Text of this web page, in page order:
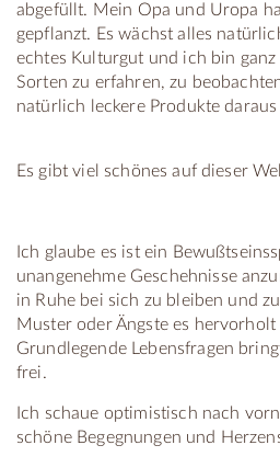
abgefüllt. Mein Opa und Uropa
gepflanzt. Es wächst alles
echtes Kulturgut und ich bin
Sorten zu erfahren, zu
natürlich leckere Produkte daraus
Es gibt viel schönes auf dieser
Ich glaube es ist ein
unangenehme Geschehnisse
in Ruhe bei sich zu bleiben und
Muster oder Ängste es
Grundlegende Lebensfragen
frei.
Ich schaue optimistisch nach
schöne Begegnungen und